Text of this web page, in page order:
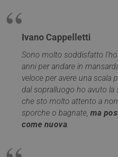
Ivano Cappelletti
Sono molto soddisfatto
anni per andare in
veloce per avere una scala
dal sopralluogo ho avuto la
che sto molto attento a
sporche o bagnate,ma
come nuova.